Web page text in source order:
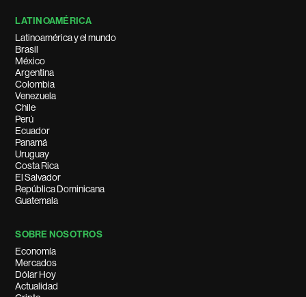
LATINOAMÉRICA
Latinoamérica y el mundo
Brasil
México
Argentina
Colombia
Venezuela
Chile
Perú
Ecuador
Panamá
Uruguay
Costa Rica
El Salvador
República Dominicana
Guatemala
SOBRE NOSOTROS
Economía
Mercados
Dólar Hoy
Actualidad